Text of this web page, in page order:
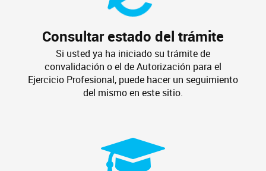
Consultar estado del trámite
Si usted ya ha iniciado su trámite de
convalidación o el de Autorización para el
Ejercicio Profesional, puede hacer un seguimiento
del mismo en este sitio.